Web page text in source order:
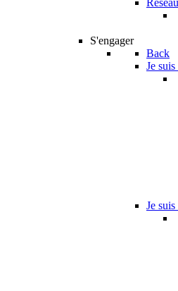
S'engager
Back
Je
Je